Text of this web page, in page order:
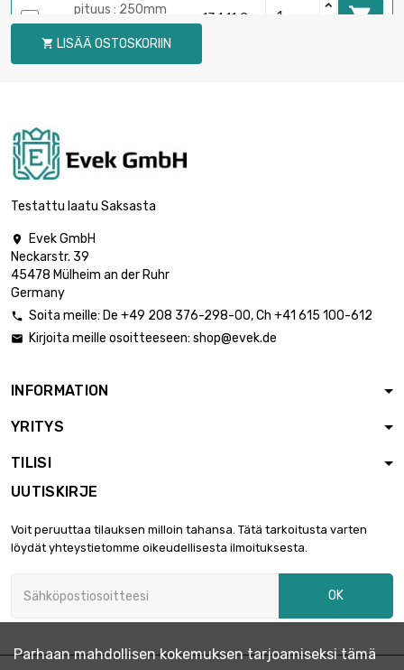
pituus : 250mm
Paksuus / vahvuus :
8mm
134,11 € 
pituus : 200mm
8mm
leveys : 100mm
pituus : 100mm
Paksuus / vahvuus :
pituus : 150mm
10mm
leveys : 100mm
Paksuus / vahvuus :
10mm
167,62 € 
pituus : 400mm
leveys : 100mm
 LISÄÄ OSTOSKORIIN
Testattu laatu Saksasta

Evek GmbH
Neckarstr. 39
45478 Mülheim an der Ruhr
Germany
 Soita meille: De +49 208 376-298-00, Ch +41 615 100-612
 Kirjoita meille osoitteeseen: shop@evek.de
INFORMATION
YRITYS
TILISI
UUTISKIRJE
Voit peruuttaa tilauksen milloin tahansa. Tätä tarkoitusta varten
löydät yhteystietomme oikeudellisesta ilmoituksesta.
OK
Parhaan mahdollisen kokemuksen tarjoamiseksi tämä